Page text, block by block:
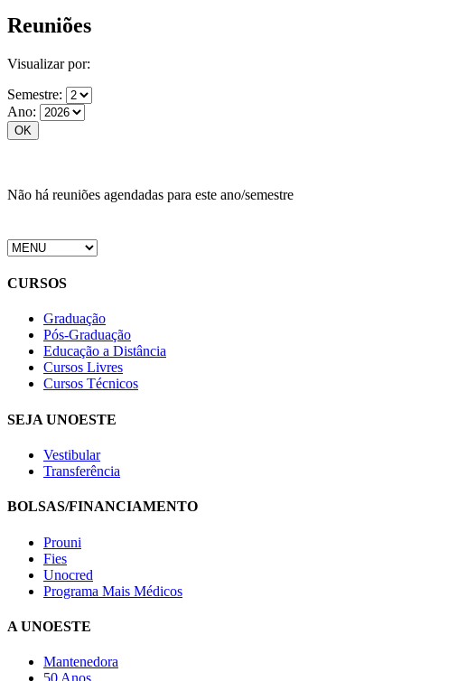
Reuniões
Visualizar por:
Semestre:
Ano:
Não há reuniões agendadas para este ano/semestre
CURSOS
Graduação
Pós-Graduação
Educação a Distância
Cursos Livres
Cursos Técnicos
SEJA UNOESTE
Vestibular
Transferência
BOLSAS/FINANCIAMENTO
Prouni
Fies
Unocred
Programa Mais Médicos
A UNOESTE
Mantenedora
50 Anos